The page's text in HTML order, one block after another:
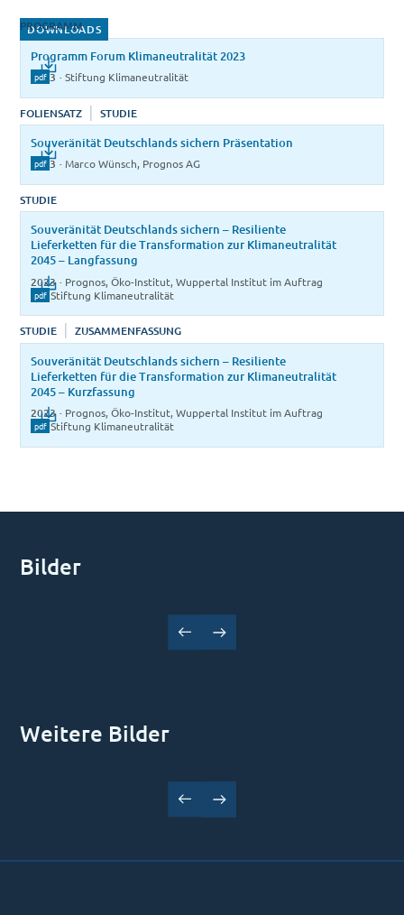
DOWNLOADS
PROGRAMM
Programm Forum Klimaneutralität 2023
2023 · Stiftung Klimaneutralität
pdf
FOLIENSATZ STUDIE
Souveränität Deutschlands sichern Präsentation
2023 · Marco Wünsch, Prognos AG
pdf
STUDIE
Souveränität Deutschlands sichern – Resiliente
Lieferketten für die Transformation zur Klimaneutralität
2045 – Langfassung
2023 · Prognos, Öko-Institut, Wuppertal Institut im Auftrag
der Stiftung Klimaneutralität
pdf
STUDIE ZUSAMMENFASSUNG
Souveränität Deutschlands sichern – Resiliente
Lieferketten für die Transformation zur Klimaneutralität
2045 – Kurzfassung
2023 · Prognos, Öko-Institut, Wuppertal Institut im Auftrag
der Stiftung Klimaneutralität
pdf
Bilder
Weitere Bilder